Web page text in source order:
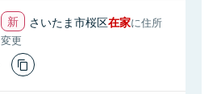
さいたま市桜区在家に住所
変更